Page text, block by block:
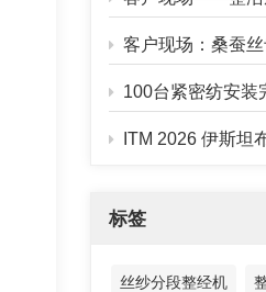
客户现场：桑蚕
100台紧密纺安装
ITM 2026 伊斯坦布尔：展位搭建完
标签
丝纱分段整经机